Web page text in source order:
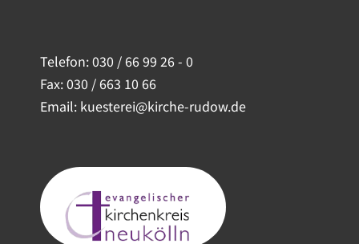
Telefon:030 / 66 99 26 - 0
Fax: 030 / 663 10 66
Email: kuesterei@kirche-rudow.de